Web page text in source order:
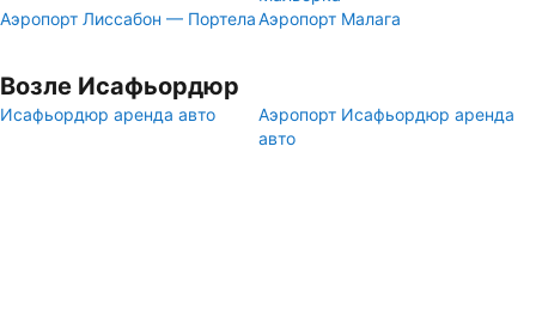
Аэропорт Лиссабон — ПортелаАэропорт Малага
Возле Исафьордюр
Исафьордюр аренда авто
Аэропорт Исафьордюр аренда
авто